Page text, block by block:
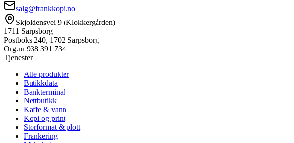
salg@frankkopi.no
Skjoldensvei 9 (Klokkergården)
1711 Sarpsborg
Postboks 240, 1702 Sarpsborg
Org.nr938 391 734
Tjenester
Alle produkter
Butikkdata
Bankterminal
Nettbutikk
Kaffe & vann
Kopi og print
Storformat & plott
Frankering